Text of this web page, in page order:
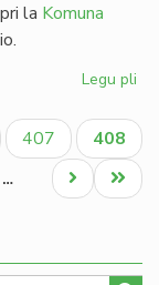
la Komuna
Legu pli
de
la
Paĝo
407
Aktuala
paĝo
408
…
Last
page
Next
page